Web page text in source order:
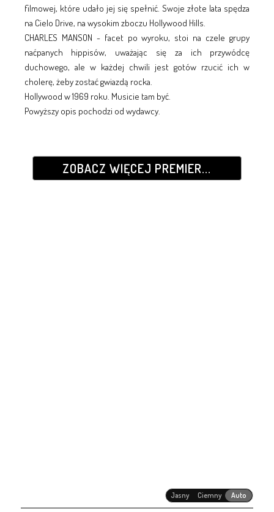
filmowej, które udało jej się spełnić. Swoje złote lata spędza
na Cielo Drive, na wysokim zboczu Hollywood Hills.
CHARLES MANSON - facet po wyroku, stoi na czele grupy
naćpanych hippisów, uważając się za ich przywódcę
duchowego, ale w każdej chwili jest gotów rzucić ich w
cholerę, żeby zostać gwiazdą rocka.
Hollywood w 1969 roku. Musicie tam być.
Powyższy opis pochodzi od wydawcy.
ZOBACZ WIĘCEJ PREMIER...
Jasny Ciemny Auto